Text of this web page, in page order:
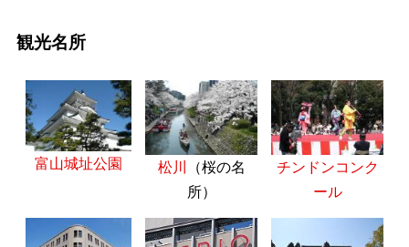
観光名所
富山城址公園 松川
（桜の名
所）
チンドンコンク
ール